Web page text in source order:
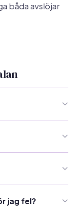
båda avslöjar
smärta). Det är
en 100 mm linje
fångar
jag fel?